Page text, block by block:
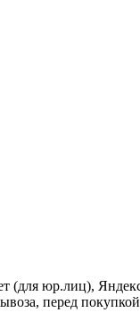
(для юр.лиц),
перед